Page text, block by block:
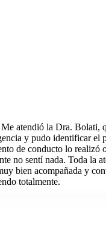
atendió la Dra. Bolati,
y pudo identificar el
de conducto lo realizó
no sentí nada. Toda la
bien acompañada y
totalmente.